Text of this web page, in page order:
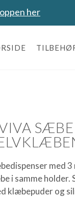
her
SÆBE
med 3
i samme
klæbepuder og